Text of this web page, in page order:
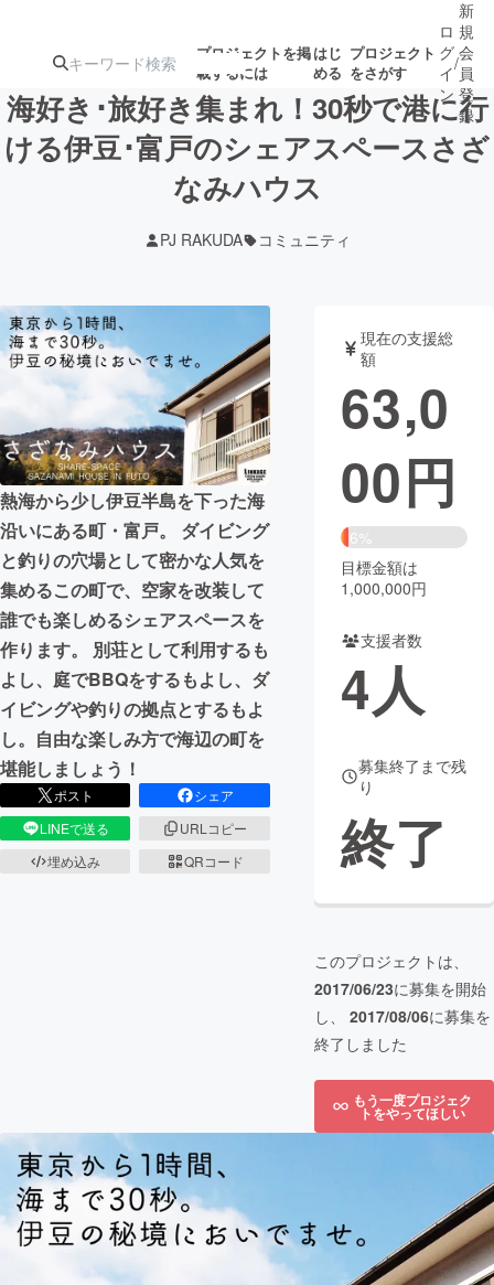
プロジェクトを掲
載するには
はじ
める
プロジェクト
をさがす
注目の新着プロ
ジェクト
募集終了が近いプ
テクノロジー・ガジェット
映像・映画 書籍・雑誌
ビジネス・起業 チャレンジ
まちづくり・地域活性化
CAMPFIRE for Social Good
CAMPFIRE Creation
CAMPFIREふるさと納税 machi-ya コミュニティ
ロ
グ
イ
ン
/
新
規
会
員
登
録
海好き･旅好き集まれ！30秒で港に行
ける伊豆･富戸のシェアスペースさざ
なみハウス
PJ RAKUDA コミュニティ
熱海から少し伊豆半島を下った海
沿いにある町・富戸。 ダイビング
と釣りの穴場として密かな人気を
集めるこの町で、空家を改装して
誰でも楽しめるシェアスペースを
作ります。 別荘として利用するも
よし、庭でBBQをするもよし、ダ
イビングや釣りの拠点とするもよ
し。自由な楽しみ方で海辺の町を
堪能しましょう！
ポスト
シェア
LINEで送る
URLコピー
埋め込み
QRコード
現在の支援総
額
63,0
00円
6%
目標金額は
1,000,000円
支援者数
4人
募集終了まで残
り
終了
このプロジェクトは、
2017/06/23に募集を開始
し、 2017/08/06に募集を
終了しました
もう一度プロジェク
トをやってほしい